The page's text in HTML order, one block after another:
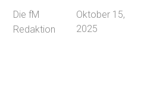
Die fM
Redaktion
Oktober 15,
2025